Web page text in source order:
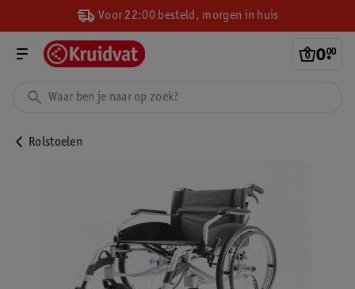
Voor 22:00 besteld, morgen in huis
0.
00
Rolstoelen